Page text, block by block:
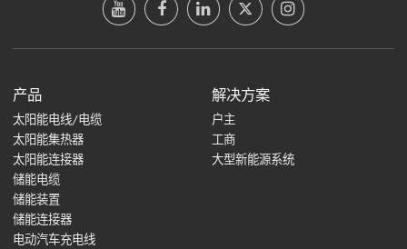
产品
太阳能电线/电缆
太阳能集热器
太阳能连接器
储能电缆
储能装置
储能连接器
电动汽车充电线
解决方案
户主
工商
大型新能源系统